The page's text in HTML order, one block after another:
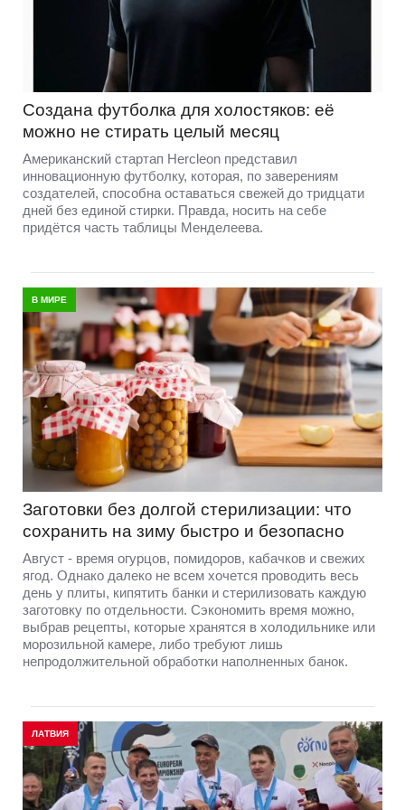
Создана футболка для холостяков: её
можно не стирать целый месяц
Американский стартап Hercleon представил
инновационную футболку, которая, по заверениям
создателей, способна оставаться свежей до тридцати
дней без единой стирки. Правда, носить на себе
придётся часть таблицы Менделеева.
В МИРЕ
Заготовки без долгой стерилизации: что
сохранить на зиму быстро и безопасно
Август - время огурцов, помидоров, кабачков и свежих
ягод. Однако далеко не всем хочется проводить весь
день у плиты, кипятить банки и стерилизовать каждую
заготовку по отдельности. Сэкономить время можно,
выбрав рецепты, которые хранятся в холодильнике или
морозильной камере, либо требуют лишь
непродолжительной обработки наполненных банок.
ЛАТВИЯ